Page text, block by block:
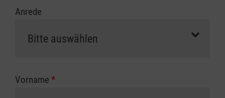
erfolgt eine Abrechnung der vollen Kursgebühr
Die notwendigen Formulare für die
zuständigen Berufsgenossenschaft oder
Anrede
Vorname *